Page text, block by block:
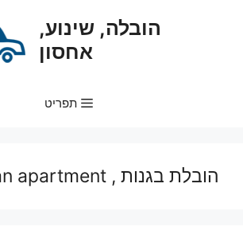
הובלה, שינוע,
אחסון
תפריט
הובלת בגנות , Moving an apartment